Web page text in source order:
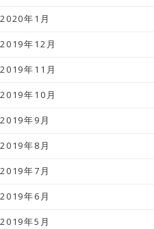
2020年1月
2019年12月
2019年11月
2019年10月
2019年9月
2019年8月
2019年7月
2019年6月
2019年5月